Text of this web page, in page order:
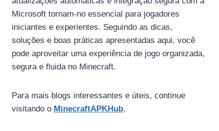
Microsoft tornam-no essencial para jogadores
iniciantes e experientes. Seguindo as dicas,
soluções e boas práticas apresentadas aqui, você
pode aproveitar uma experiência de jogo organizada,
segura e fluida no Minecraft.
Para mais blogs interessantes e úteis, continue
visitando o MinecraftAPKHub.